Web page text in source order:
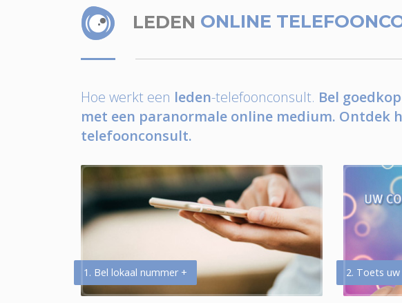
LEDEN ONLINE
Hoe werkt een leden-telefoonconsult. Bel
met een paranormale online medium. Ontdek
telefoonconsult.
1. Bel lokaal nummer + 2. Toets